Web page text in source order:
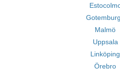
Malmö
Uppsala
Linköping
Örebro